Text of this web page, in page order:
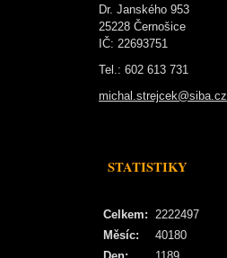
Dr. Janského 953
25228 Černošice
IČ: 22693751
Tel.: 602 613 731
michal.strejcek@siba.cz
STATISTIKY
Celkem: 2222497
Měsíc:
40180